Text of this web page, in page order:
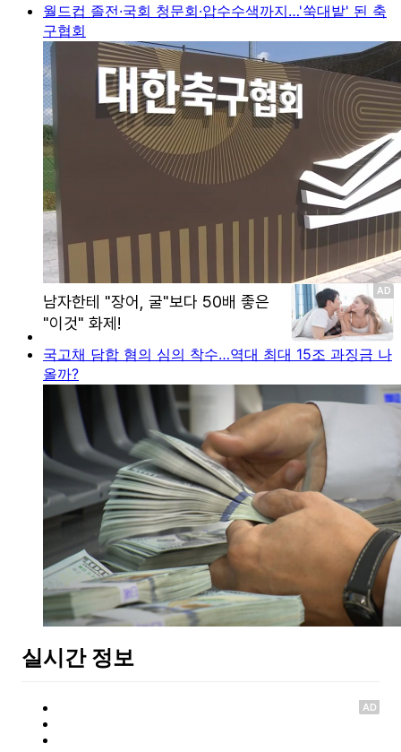
월드컵 졸전·국회 청문회·압수수색까지…'쑥대밭' 된 축
구협회
국고채 담합 혐의 심의 착수…역대 최대 15조 과징금 나
올까?
실시간 정보
AD